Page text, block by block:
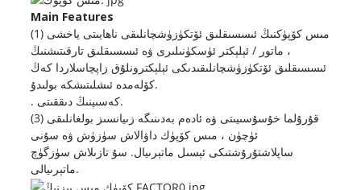
Main Features
(1) مىس كۆپۈكنىڭ ئىسسىقلىق ئۆتكۈزۈشچانلىقى ناھايىتى ياخشى
، ماتور / ئېلېكتر ئۈسكۈنىلىرى ۋە ئىسسىقلىق تارقىتىشنىڭ
ئىسسىقلىق ئۆتكۈزۈشچانلىقىدىكى ئېلېكترونلۇق زاپچاسلاردا كەڭ
كۆلەمدە ئىشلىتىشكە بولىدۇ.
. كەسىپنىڭ دىققىتى.
(3) قۇرۇلما خۇسۇسىيىتى ۋە ئادەم بەدىنىگە زىيانسىز بولغانلىقى
ئۈچۈن ، مىس كۆپۈك داۋالاش سۈزۈش ۋە سۇنى
ساپلاشتۇرۇشتىكى ئېسىل ماتېرىيال. سۇ تازىلاش سۈزگۈچ
ماتېرىيالى.